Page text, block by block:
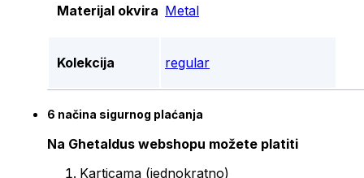
Materijal okvira Metal
Kolekcija regular
6 načina sigurnog plaćanja
Na Ghetaldus webshopu možete platiti
Karticama (jednokratno)